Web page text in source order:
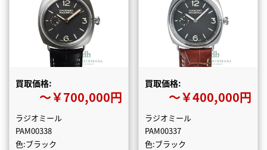
買取価格:
〜￥700,000円
ラジオミール
PAM00338
色:ブラック
買取価格:
〜￥400,000円
ラジオミール
PAM00337
色:ブラック